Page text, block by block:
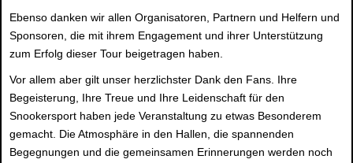
Ebenso danken wir allen Organisatoren, Partnern und Helfern und
Sponsoren, die mit ihrem Engagement und ihrer Unterstützung
zum Erfolg dieser Tour beigetragen haben.
Vor allem aber gilt unser herzlichster Dank den Fans. Ihre
Begeisterung, Ihre Treue und Ihre Leidenschaft für den
Snookersport haben jede Veranstaltung zu etwas Besonderem
gemacht. Die Atmosphäre in den Hallen, die spannenden
Begegnungen und die gemeinsamen Erinnerungen werden noch